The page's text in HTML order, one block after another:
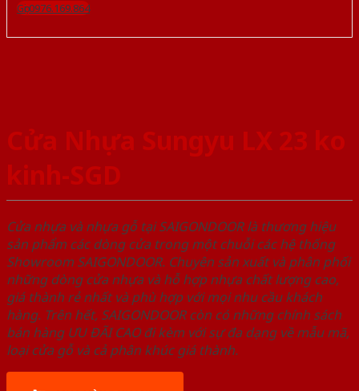
Gọi 0976.169.864
Cửa Nhựa Sungyu LX 23 ko
kinh-SGD
Cửa nhựa và nhựa gỗ tại SAIGONDOOR là thương hiệu
sản phẩm các dòng cửa trong một chuỗi các hệ thống
Showroom SAIGONDOOR. Chuyên sản xuất và phân phối
những dòng cửa nhựa và hỗ hợp nhựa chất lượng cao,
giá thành rẻ nhất và phù hợp với mọi nhu cầu khách
hàng. Trên hết, SAIGONDOOR còn có những chính sách
bán hàng ƯU ĐÃI CAO đi kèm với sự đa dạng về mẫu mã,
loại cửa gỗ và cả phân khúc giá thành.